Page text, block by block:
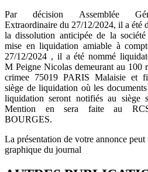
Par décision Assemblée
Extraordinaire du 27/12/2024, il a été
la dissolution anticipée de la
mise en liquidation amiable à
27/12/2024 , il a été nommé
M Peigne Nicolas demeurant au 100
crimee 75019 PARIS Malaisie et
siège de liquidation où les
liquidation seront notifiés au siège
Mention en sera faite au
BOURGES.
La présentation de votre annonce
graphique du journal